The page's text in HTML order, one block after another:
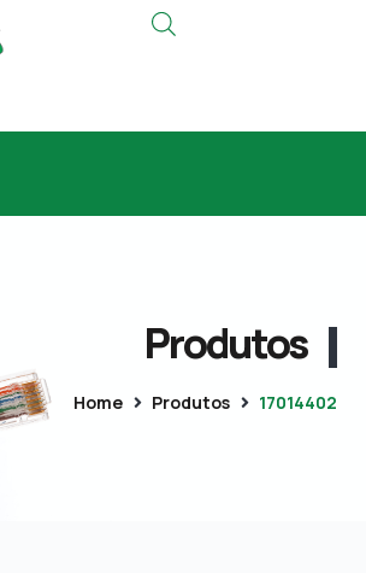
Produtos
Home Produtos 17014402